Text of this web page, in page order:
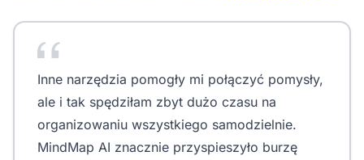
Inne narzędzia pomogły mi połączyć pomysły,
ale i tak spędziłam zbyt dużo czasu na
organizowaniu wszystkiego samodzielnie.
MindMap AI znacznie przyspieszyło burzę